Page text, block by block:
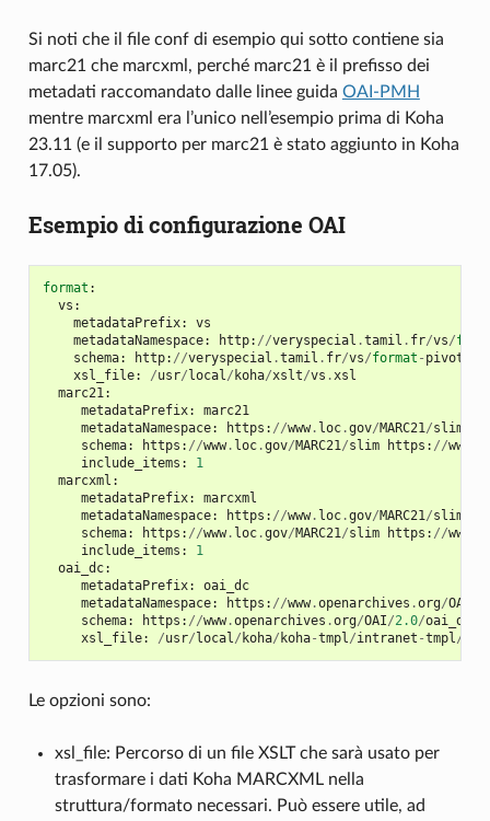
Si noti che il file conf di esempio qui sotto contiene sia
marc21 che marcxml, perché marc21 è il prefisso dei
metadati raccomandato dalle linee guida OAI-PMH
mentre marcxml era l’unico nell’esempio prima di Koha
23.11 (e il supporto per marc21 è stato aggiunto in Koha
17.05).
Esempio di configurazione OAI
format :
vs :
metadataPrefix:
vs
metadataNamespace: http: //veryspecial .tamil . fr/vs/
schema: http: //veryspecial .tamil . fr/vs/format - pivot
xsl_file: /usr/local/ koha/xslt/vs .xsl
marc21:
metadataPrefix:
marc21
metadataNamespace: https : //www. loc.gov/MARC21/slim
schema: https : //www. loc.gov/MARC21/slim https : //www
include_items :
1
marcxml :
metadataPrefix:
marcxml
metadataNamespace: https : //www. loc.gov/MARC21/slim
schema: https : //www. loc.gov/MARC21/slim https : //www
include_items :
1
oai_dc:
metadataPrefix:
oai_dc
metadataNamespace: https : //www.openarchives .org/OAI
schema: https : //www.openarchives .org/OAI/2.0/oai_dc
xsl_file: /usr/local/ koha/ koha-tmpl/intranet -tmpl/
Le opzioni sono:
xsl_file: Percorso di un file XSLT che sarà usato per
trasformare i dati Koha MARCXML nella
struttura/formato necessari. Può essere utile, ad